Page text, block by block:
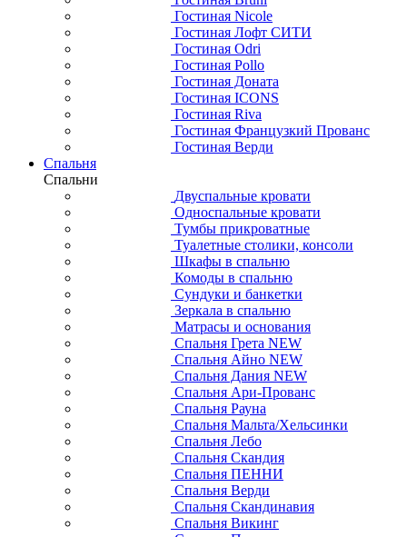
Гостиная Nicole
Гостиная Лофт СИТИ
Гостиная Odri
Гостиная Pollo
Гостиная Доната
Гостиная ICONS
Гостиная Riva
Гостиная Французкий Прованс
Гостиная Верди
Спальня
Спальни
Двуспальные кровати
Односпальные кровати
Тумбы прикроватные
Туалетные столики, консоли
Шкафы в спальню
Комоды в спальню
Сундуки и банкетки
Зеркала в спальню
Матрасы и основания
Спальня Грета NEW
Спальня Айно NEW
Спальня Дания NEW
Спальня Ари-Прованс
Спальня Рауна
Спальня Мальта/Хельсинки
Спальня Лебо
Спальня Скандия
Спальня ПЕННИ
Спальня Верди
Спальня Скандинавия
Спальня Викинг